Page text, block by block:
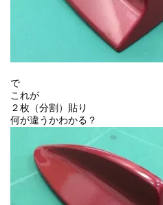
で
これが
２枚（分割）貼り
何が違うかわかる？